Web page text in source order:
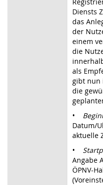
Diensts
das
der
einem
die
als
gibt nun
die
•
Datum/
aktuelle
•
Angabe
ÖPNV-